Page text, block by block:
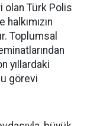
olan Türk Polis
Toplumsal
yıllardaki
görevi